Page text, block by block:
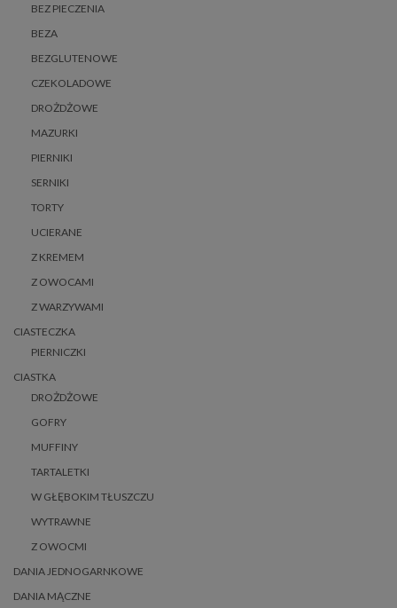
BEZ PIECZENIA
BEZA
BEZGLUTENOWE
CZEKOLADOWE
DROŻDŻOWE
MAZURKI
PIERNIKI
SERNIKI
TORTY
UCIERANE
Z KREMEM
Z OWOCAMI
Z WARZYWAMI
CIASTECZKA
PIERNICZKI
CIASTKA
DROŻDŻOWE
GOFRY
MUFFINY
TARTALETKI
W GŁĘBOKIM TŁUSZCZU
WYTRAWNE
Z OWOCMI
DANIA JEDNOGARNKOWE
DANIA MĄCZNE